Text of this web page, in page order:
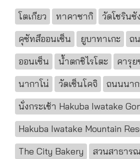
โตเกียว ทาคาซากิ
วัดโชรินซั
คุซัทสึออนเซ็น
ยูบาทาเกะ
ถ
ออนเซ็น
น้ำตกชิไรโตะ
คารุย
นากาโน่
วัดเซ็นโคจิ ถนนนาก
นั่งกระเช้า Hakuba Iwatake
Hakuba Iwatake Mountain
The City Bakery
สวนสาธาร